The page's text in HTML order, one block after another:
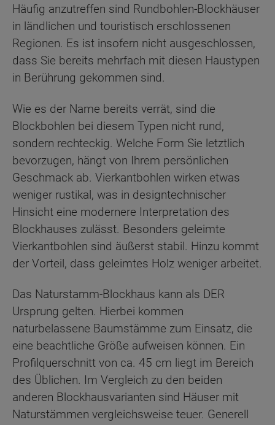
Häufig anzutreffen sind Rundbohlen-Blockhäuser
in ländlichen und touristisch erschlossenen
Regionen. Es ist insofern nicht ausgeschlossen,
dass Sie bereits mehrfach mit diesen Haustypen
in Berührung gekommen sind.
Wie es der Name bereits verrät, sind die
Blockbohlen bei diesem Typen nicht rund,
sondern rechteckig. Welche Form Sie letztlich
bevorzugen, hängt von Ihrem persönlichen
Geschmack ab. Vierkantbohlen wirken etwas
weniger rustikal, was in designtechnischer
Hinsicht eine modernere Interpretation des
Blockhauses zulässt. Besonders geleimte
Vierkantbohlen sind äußerst stabil. Hinzu kommt
der Vorteil, dass geleimtes Holz weniger arbeitet.
Das Naturstamm-Blockhaus kann als DER
Ursprung gelten. Hierbei kommen
naturbelassene Baumstämme zum Einsatz, die
eine beachtliche Größe aufweisen können. Ein
Profilquerschnitt von ca. 45 cm liegt im Bereich
des Üblichen. Im Vergleich zu den beiden
anderen Blockhausvarianten sind Häuser mit
Naturstämmen vergleichsweise teuer. Generell